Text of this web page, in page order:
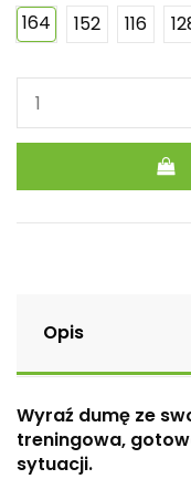
164
152 116
Opis
Wyraź dumę ze
treningowa,
sytuacji.